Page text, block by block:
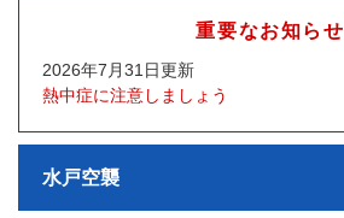
重要なお知らせ
2026年7月31日更新
熱中症に注意しましょう
水戸空襲